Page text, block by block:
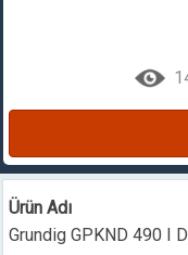
Ürün Adı
Grundig GPKND 490 I